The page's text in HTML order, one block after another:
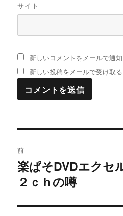
サイト
新しいコメントをメールで通知
新しい投稿をメールで受け取る
稿
ナ
ビ
前
過
去
投
楽ぱそDVDエクセ
２ｃｈの噂